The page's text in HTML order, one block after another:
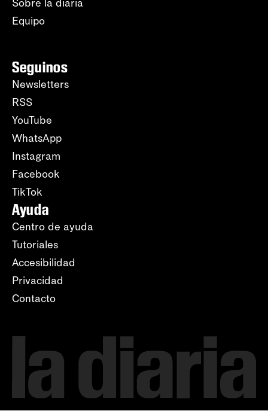
Sobre la diaria
Equipo
Seguinos
Newsletters
RSS
YouTube
WhatsApp
Instagram
Facebook
TikTok
Ayuda
Centro de ayuda
Tutoriales
Accesibilidad
Privacidad
Contacto